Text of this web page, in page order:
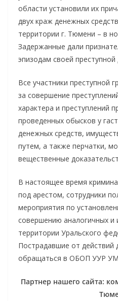
области установили их
двух краж денежных
территории г. Тюмени – в
Задержанные дали
эпизодам своей преступной
Все участники преступной
за совершение
характера и преступлений
проведенных обысков у
денежных средств,
путем, а также перчатки,
вещественные
В настоящее время
под арестом, сотрудники
мероприятия по
совершению аналогичных и
территории Уральского
Пострадавшие от действий
обращаться в ОБОП УУР
Партнер нашего сайта: